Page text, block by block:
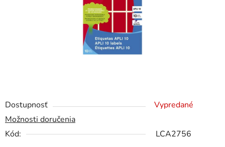
Dostupnosť
Vypredané
Možnosti doručenia
Kód:
LCA2756